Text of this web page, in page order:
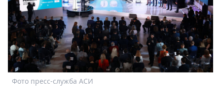
релизы
О
Metro
Стримы
Спецпроекты
Звезды
Выборы
Фото пресс-служба АСИ